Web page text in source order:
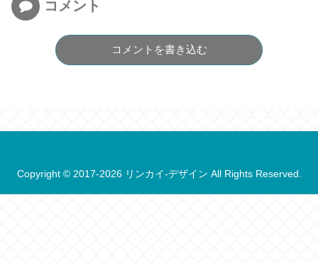
コメント
コメントを書き込む
Copyright © 2017-2026 リンカイ-デザイン All Rights Reserved.